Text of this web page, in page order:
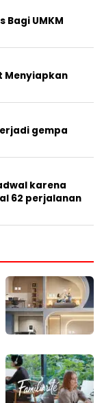
Bagi UMKM
Menyiapkan
gempa
karena
62 perjalanan